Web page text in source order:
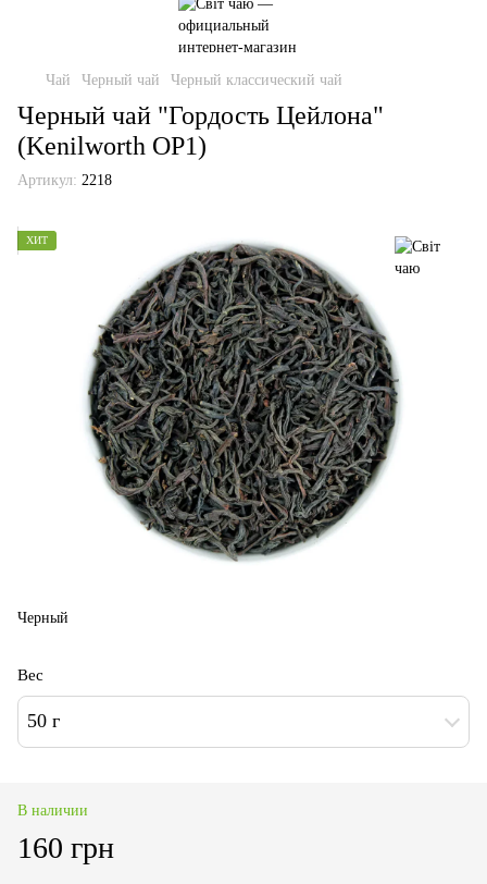
Чай Черный чай Черный классический чай
Черный чай "Гордость Цейлона"
(Kenilworth OP1)
Артикул: 2218
ХИТ
Черный
Вес
50 г
В наличии
160 грн